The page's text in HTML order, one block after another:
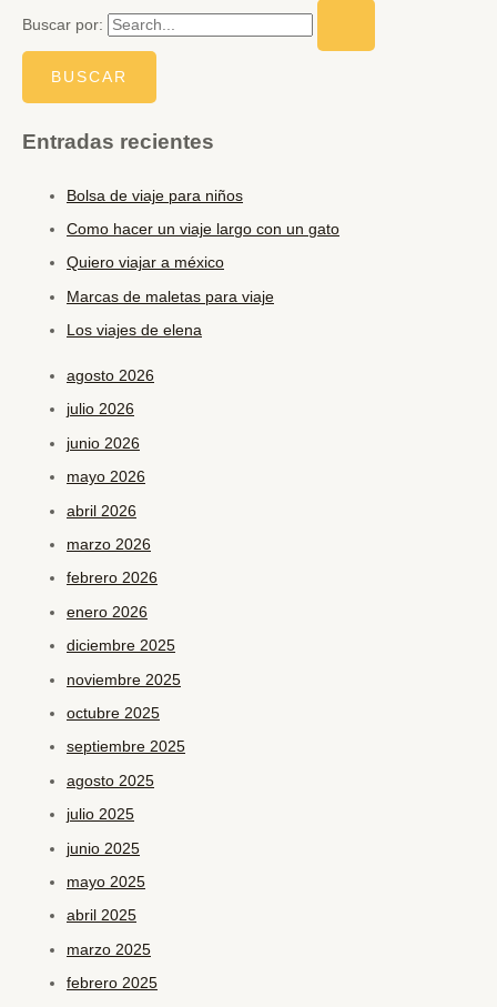
Buscar por:
Entradas recientes
Bolsa de viaje para niños
Como hacer un viaje largo con un gato
Quiero viajar a méxico
Marcas de maletas para viaje
Los viajes de elena
agosto 2026
julio 2026
junio 2026
mayo 2026
abril 2026
marzo 2026
febrero 2026
enero 2026
diciembre 2025
noviembre 2025
octubre 2025
septiembre 2025
agosto 2025
julio 2025
junio 2025
mayo 2025
abril 2025
marzo 2025
febrero 2025